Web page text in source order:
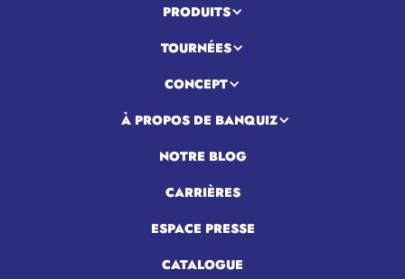
PRODUITS
TOURNÉES
CONCEPT
À PROPOS DE BANQUIZ
NOTRE BLOG
CARRIÈRES
ESPACE PRESSE
CATALOGUE